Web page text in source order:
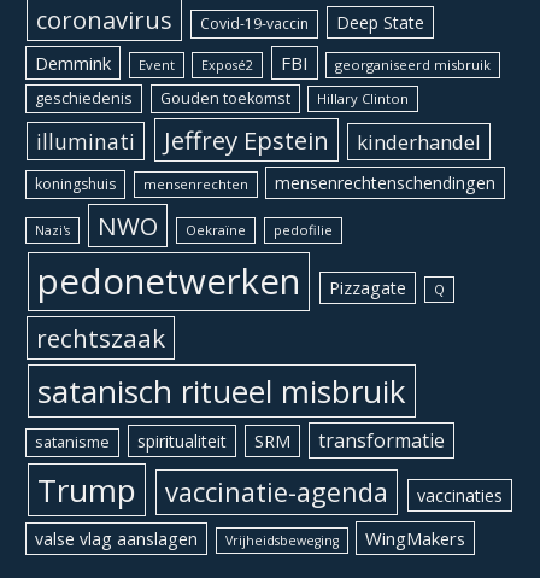
coronavirus Covid-19-vaccin Deep State
Demmink Event Exposé2 FBI georganiseerd misbruik
geschiedenis Gouden toekomst Hillary Clinton
illuminati Jeffrey Epstein kinderhandel
koningshuis mensenrechten mensenrechtenschendingen
Nazi's NWO Oekraïne pedofilie
pedonetwerken Pizzagate Q
rechtszaak
satanisch ritueel misbruik
satanisme spiritualiteit SRM transformatie
Trump vaccinatie-agenda
vaccinaties
valse vlag aanslagen
Vrijheidsbeweging WingMakers